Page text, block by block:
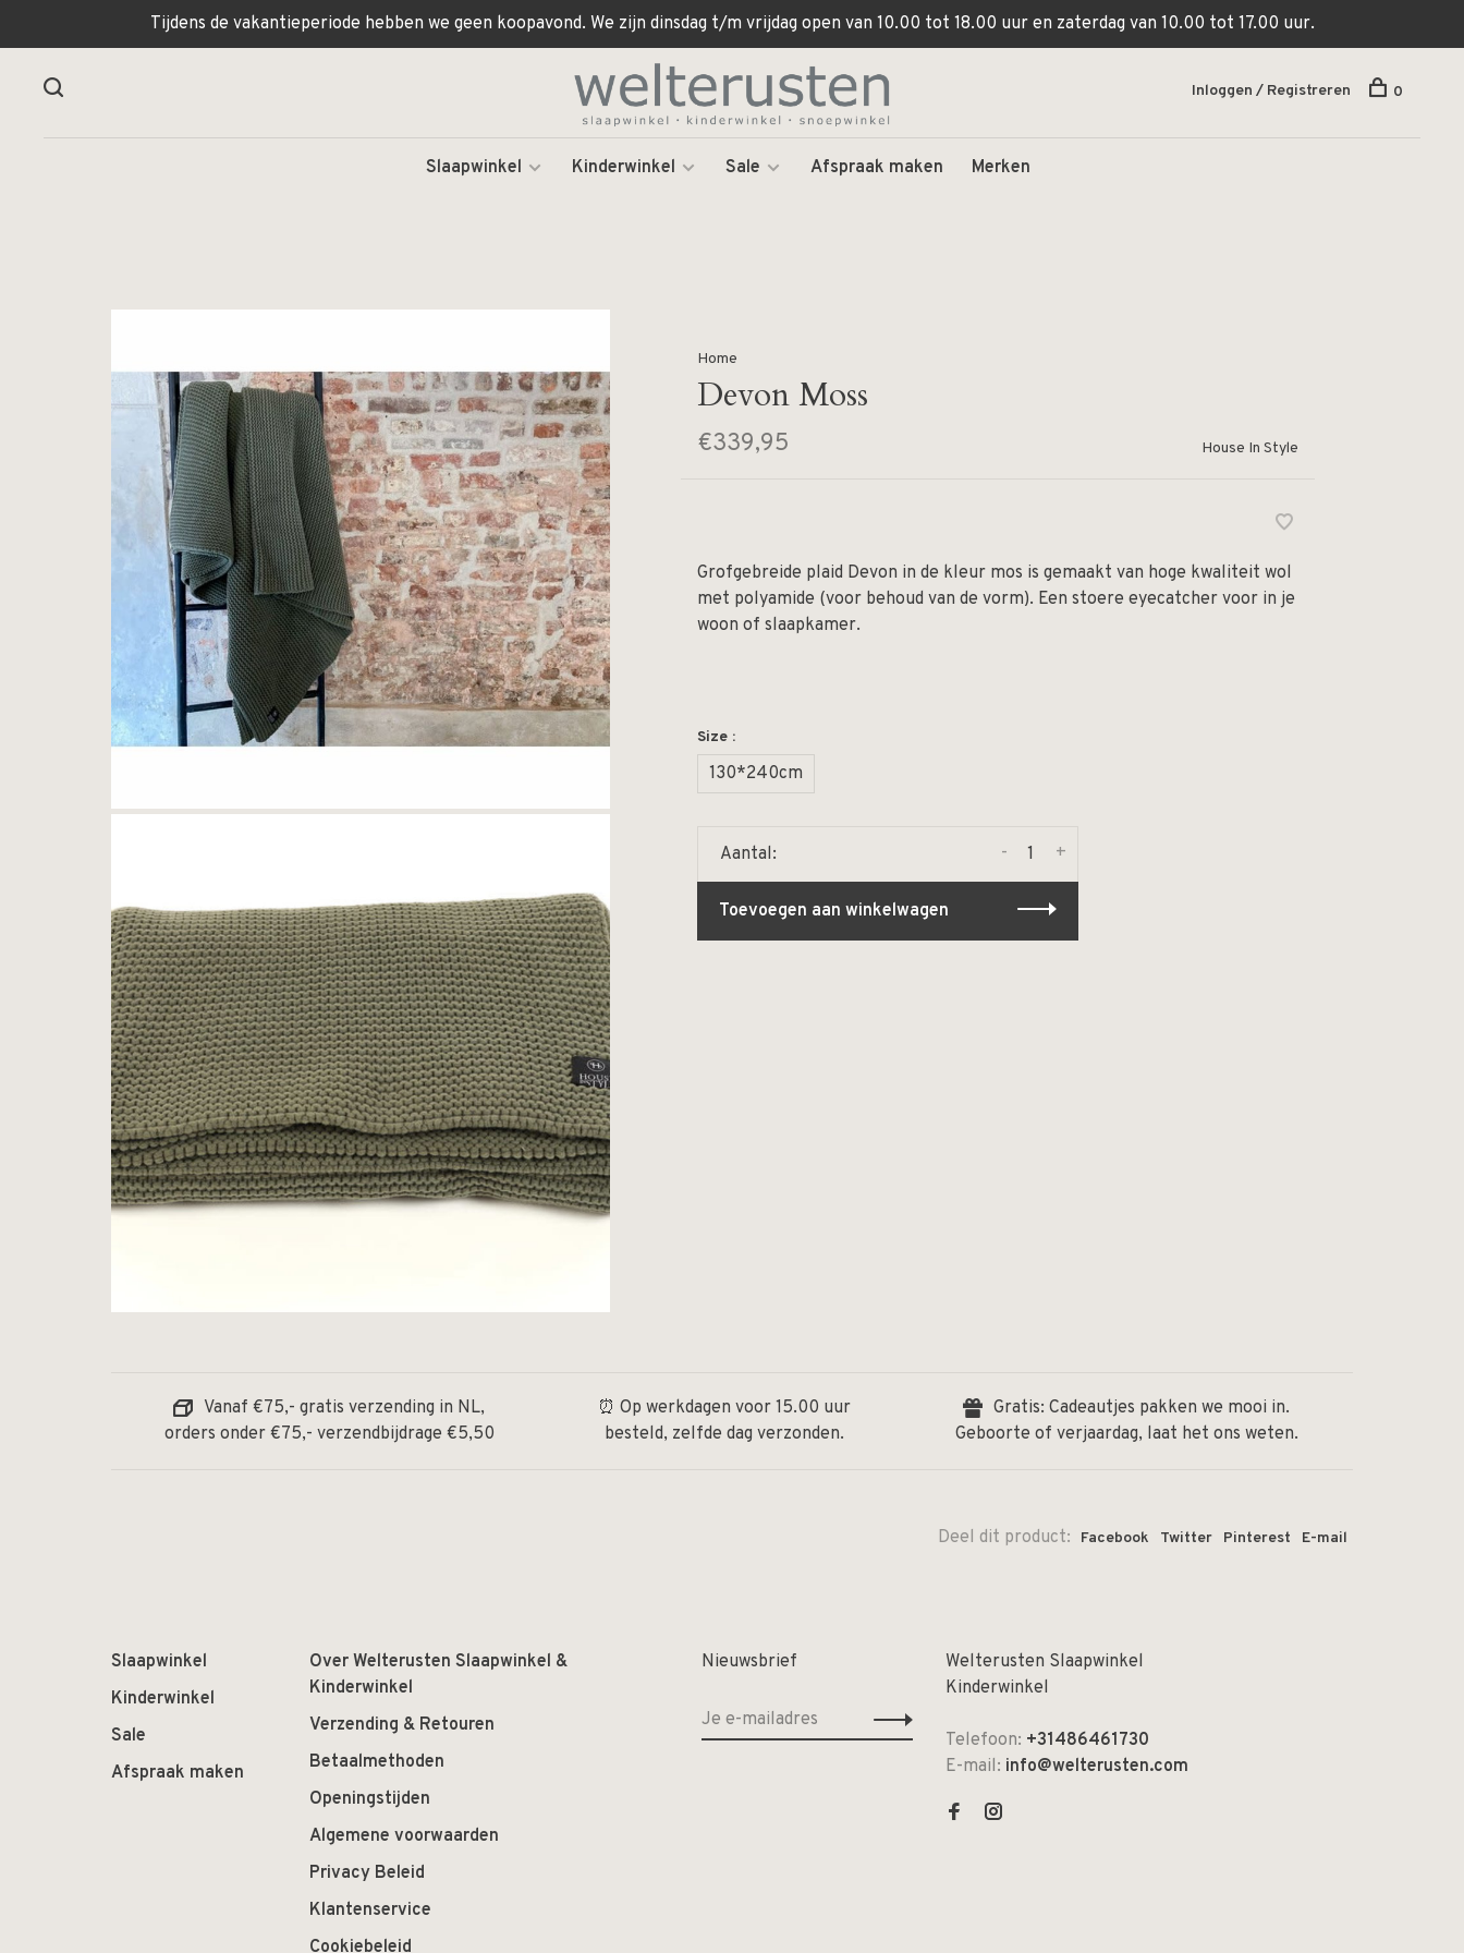
Tijdens de vakantieperiode hebben we geen koopavond. We zijn dinsdag t/m vrijdag open van 10.00 tot 18.00 uur en zaterdag van 10.00 tot 17.00 uur.
Slaapwinkel Kinderwinkel Sale Afspraak maken Merken
Inloggen / Registreren 0
Home
Devon Moss
€339,95 House In Style
Grofgebreide plaid Devon in de kleur mos is gemaakt van hoge kwaliteit wol
met polyamide (voor behoud van de vorm). Een stoere eyecatcher voor in je
woon of slaapkamer.
Size :
130*240cm
Aantal: +
-
Toevoegen aan winkelwagen
Vanaf €75,- gratis verzending in NL,
orders onder €75,- verzendbijdrage €5,50
⏰ Op werkdagen voor 15.00 uur
besteld, zelfde dag verzonden.
Gratis: Cadeautjes pakken we mooi in.
Geboorte of verjaardag, laat het ons weten.
Deel dit product: Facebook Twitter Pinterest E-mail
Slaapwinkel
Kinderwinkel
Sale
Afspraak maken
Over Welterusten Slaapwinkel &
Kinderwinkel
Verzending & Retouren
Betaalmethoden
Openingstijden
Algemene voorwaarden
Privacy Beleid
Klantenservice
Cookiebeleid
Nieuwsbrief
Welterusten Slaapwinkel
Kinderwinkel
Telefoon: +31486461730
E-mail: info@welterusten.com